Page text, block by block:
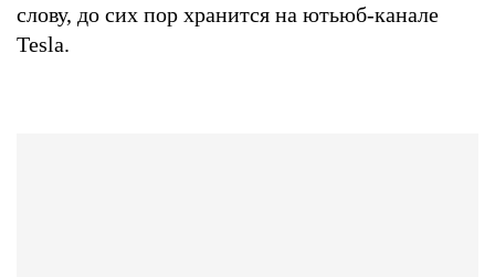
слову, до сих пор хранится на ютьюб-канале
Tesla.